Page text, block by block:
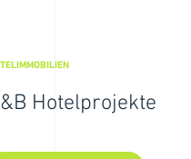
Hotelprojekte